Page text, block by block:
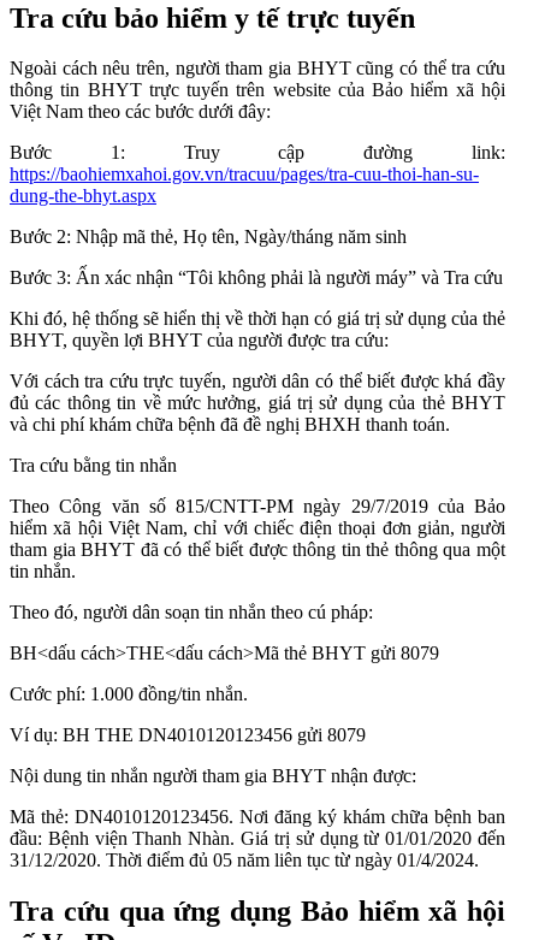
Tra cứu bảo hiểm y tế trực tuyến
Ngoài cách nêu trên, người tham gia BHYT cũng có thể tra cứu
thông tin BHYT trực tuyến trên website của Bảo hiểm xã hội
Việt Nam theo các bước dưới đây:
Bước 1: Truy cập đường link:
https://baohiemxahoi.gov.vn/tracuu/pages/tra-cuu-thoi-han-su-
dung-the-bhyt.aspx
Bước 2: Nhập mã thẻ, Họ tên, Ngày/tháng năm sinh
Bước 3: Ấn xác nhận “Tôi không phải là người máy” và Tra cứu
Khi đó, hệ thống sẽ hiển thị về thời hạn có giá trị sử dụng của thẻ
BHYT, quyền lợi BHYT của người được tra cứu:
Với cách tra cứu trực tuyến, người dân có thể biết được khá đầy
đủ các thông tin về mức hưởng, giá trị sử dụng của thẻ BHYT
và chi phí khám chữa bệnh đã đề nghị BHXH thanh toán.
Tra cứu bằng tin nhắn
Theo Công văn số 815/CNTT-PM ngày 29/7/2019 của Bảo
hiểm xã hội Việt Nam, chỉ với chiếc điện thoại đơn giản, người
tham gia BHYT đã có thể biết được thông tin thẻ thông qua một
tin nhắn.
Theo đó, người dân soạn tin nhắn theo cú pháp:
BH<dấu cách>THE<dấu cách>Mã thẻ BHYT gửi 8079
Cước phí: 1.000 đồng/tin nhắn.
Ví dụ: BH THE DN4010120123456 gửi 8079
Nội dung tin nhắn người tham gia BHYT nhận được:
Mã thẻ: DN4010120123456. Nơi đăng ký khám chữa bệnh ban
đầu: Bệnh viện Thanh Nhàn. Giá trị sử dụng từ 01/01/2020 đến
31/12/2020. Thời điểm đủ 05 năm liên tục từ ngày 01/4/2024.
Tra cứu qua ứng dụng Bảo hiểm xã hội